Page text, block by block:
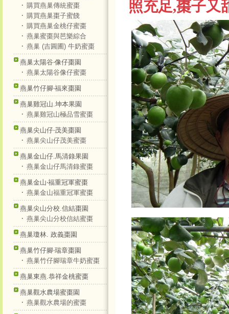
‧ 購買燕巢傳統蜜棗
‧ 購買燕巢棗子蜜餞
‧ 購買燕巢金桃仔蜜棗
‧ 燕巢蜜棗與芭樂綜合
‧ 燕巢 (吉圓圃) 牛奶蜜棗
燕巢太陽谷‧像仔棗園
‧ 燕巢太陽谷像仔蜜棗
燕巢竹仔腳‧福來棗園
燕巢雞冠山.坤本果園
‧ 燕巢雞冠山極品雪蜜棗
燕巢尖山仔‧茂美棗園
‧ 燕巢尖山仔茂美蜜棗
燕巢金山仔.馬清錄果園
‧ 燕巢金山仔馬清錄蜜棗
燕巢金山‧福重冠軍蜜棗
‧ 燕巢金山福重冠軍蜜棗
燕巢尖山分校.信結棗園
‧ 燕巢尖山分校信結蜜棗
燕巢瓊林. 政義棗園
燕巢竹仔腳‧瑞章棗園
‧ 燕巢竹仔腳瑞章牛奶蜜棗
燕巢東燕.恭祥金桃蜜棗
燕巢觀水農場蜜棗園
‧ 燕巢觀水農場的蜜棗
照充足,棗子又